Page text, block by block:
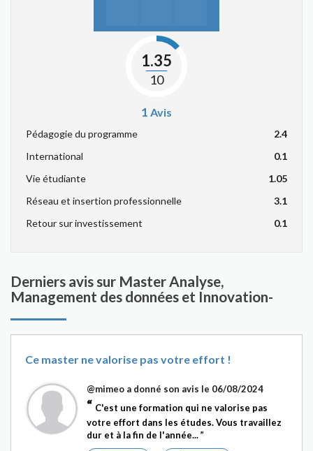
1.35
10
1 Avis
Pédagogie du programme
2.4
International
0.1
Vie étudiante
1.05
Réseau et insertion professionnelle
3.1
Retour sur investissement
0.1
Derniers avis sur Master Analyse,
Management des données et Innovation-
Ce master ne valorise pas votre effort !
@mimeo a donné son avis le 06/08/2024
C'est une formation qui ne valorise pas
votre effort dans les études. Vous travaillez
dur et à la fin de l'année...